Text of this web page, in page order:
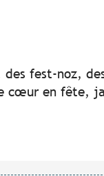
des fest-noz,
en fête,